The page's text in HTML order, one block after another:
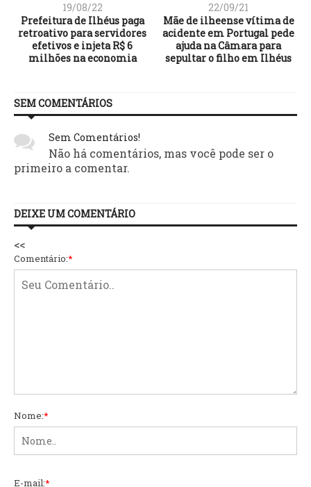
19/08/22
Prefeitura de Ilhéus paga
retroativo para servidores
efetivos e injeta R$ 6
milhões na economia
22/09/21
Mãe de ilheense vítima de
acidente em Portugal pede
ajuda na Câmara para
sepultar o filho em Ilhéus
SEM COMENTÁRIOS
Sem Comentários!
Não há comentários, mas você pode ser o
primeiro a comentar.
DEIXE UM COMENTÁRIO
<<
Comentário:*
Nome:*
E-mail:*